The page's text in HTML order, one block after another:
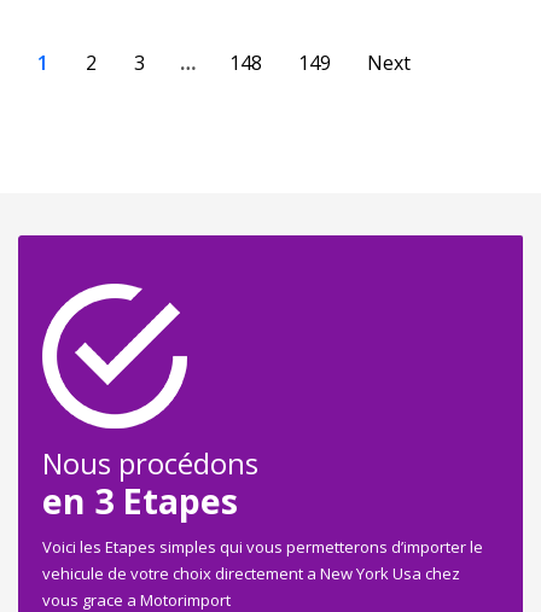
1 2 3 … 148 149 Next
Nous procédons
en 3 Etapes
Voici les Etapes simples qui vous permetterons d’importer le
vehicule de votre choix directement a New York Usa chez
vous grace a Motorimport